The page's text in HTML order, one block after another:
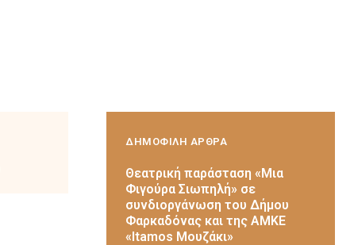
ΔΗΜΟΦΙΛΗ ΑΡΘΡΑ
Θεατρική παράσταση «Μια
Φιγούρα Σιωπηλή» σε
συνδιοργάνωση του Δήμου
Φαρκαδόνας και της ΑΜΚΕ
«Itamos Μουζάκι»